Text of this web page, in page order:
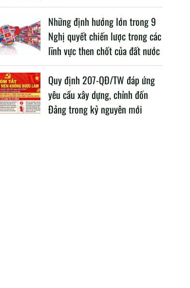
Những định hướng lớn trong 9
Nghị quyết chiến lược trong các
lĩnh vực then chốt của đất nước
Quy định 207-QĐ/TW đáp ứng
yêu cầu xây dựng, chỉnh đốn
Đảng trong kỷ nguyên mới